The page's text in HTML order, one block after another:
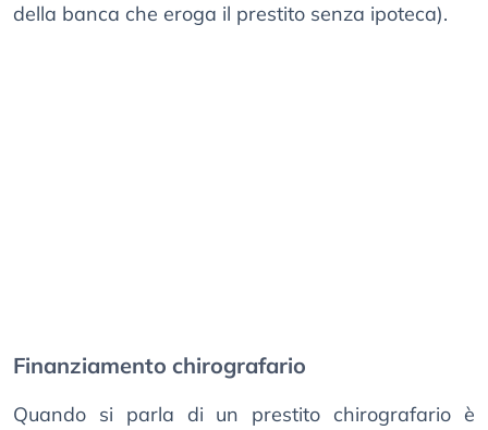
della banca che eroga il prestito senza ipoteca).
Finanziamento chirografario
Quando si parla di un prestito chirografario è